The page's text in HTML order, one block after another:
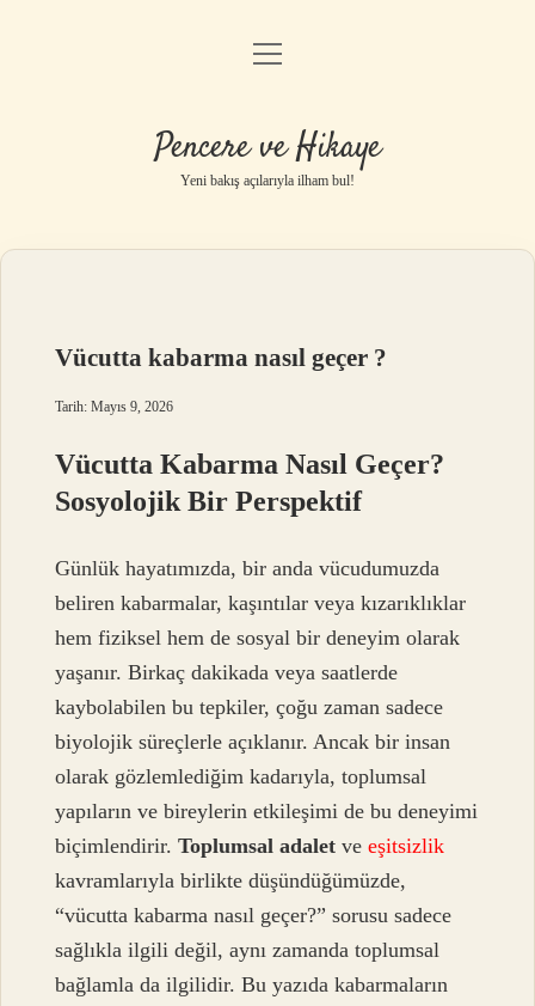
Anasayfa
Yasal Uyarı
menüyü
Pencere ve Hikaye
Yeni bakış açılarıyla ilham bul!
Vücutta kabarma nasıl geçer ?
Tarih: Mayıs 9, 2026
Vücutta Kabarma Nasıl Geçer?
Sosyolojik Bir Perspektif
Günlük hayatımızda, bir anda vücudumuzda
beliren kabarmalar, kaşıntılar veya kızarıklıklar
hem fiziksel hem de sosyal bir deneyim olarak
yaşanır. Birkaç dakikada veya saatlerde
kaybolabilen bu tepkiler, çoğu zaman sadece
biyolojik süreçlerle açıklanır. Ancak bir insan
olarak gözlemlediğim kadarıyla, toplumsal
yapıların ve bireylerin etkileşimi de bu deneyimi
biçimlendirir.Toplumsal adalet veeşitsizlik
kavramlarıyla birlikte düşündüğümüzde,
“vücutta kabarma nasıl geçer?” sorusu sadece
sağlıkla ilgili değil, aynı zamanda toplumsal
bağlamla da ilgilidir. Bu yazıda kabarmaların